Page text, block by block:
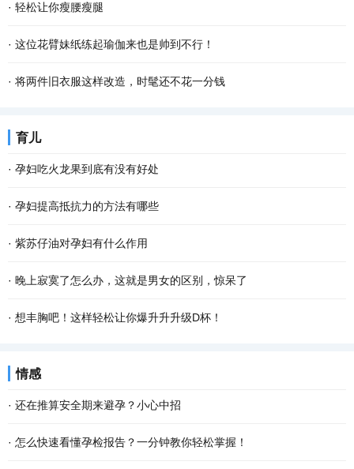
· 轻松让你瘦腰瘦腿
· 这位花臂妹纸练起瑜伽来也是帅到不行！
· 将两件旧衣服这样改造，时髦还不花一分钱
育儿
· 孕妇吃火龙果到底有没有好处
· 孕妇提高抵抗力的方法有哪些
· 紫苏仔油对孕妇有什么作用
· 晚上寂寞了怎么办，这就是男女的区别，惊呆了
· 想丰胸吧！这样轻松让你爆升升升级D杯！
情感
· 还在推算安全期来避孕？小心中招
· 怎么快速看懂孕检报告？一分钟教你轻松掌握！